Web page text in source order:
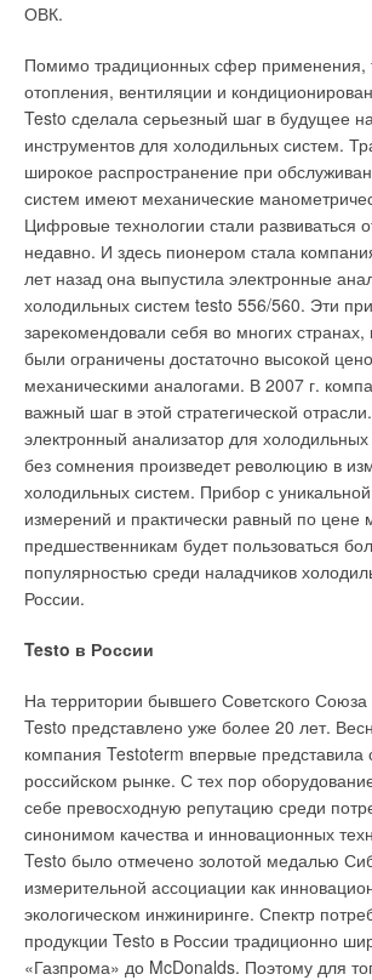
ОВК.
Помимо традиционных сфер применения,
отопления, вентиляции и
Testo сделала серьезный шаг в будущее
инструментов для холодильных систем.
широкое распространение при
систем имеют механические
Цифровые технологии стали развиваться
недавно. И здесь пионером стала
лет назад она выпустила электронные
холодильных систем testo 556/560. Эти
зарекомендовали себя во многих
были ограничены достаточно высокой
механическими аналогами. В 2007 г.
важный шаг в этой стратегической
электронный анализатор для
без сомнения произведет революцию в
холодильных систем. Прибор с
измерений и практически равный по цене
предшественникам будет пользоваться
популярностью среди наладчиков
России.
Testo в России
На территории бывшего Советского
Testo представлено уже более 20 лет.
компания Testoterm впервые
российском рынке. С тех пор
себе превосходную репутацию среди
синонимом качества и инновационных
Testo было отмечено золотой медалью
измерительной ассоциации как
экологическом инжиниринге. Спектр
продукции Testo в России традиционно
«Газпрома» до McDonalds. Поэтому для